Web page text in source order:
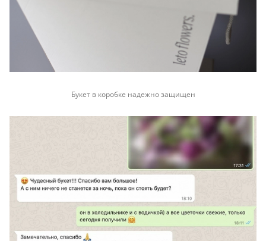
Букет в коробке надежно защищен